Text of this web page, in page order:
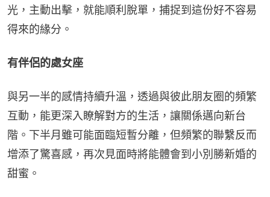
光，主動出擊，就能順利脫單，捕捉到這份好不容易
得來的緣分。
有伴侶的處女座
與另一半的感情持續升溫，透過與彼此朋友圈的頻繁
互動，能更深入瞭解對方的生活，讓關係邁向新台
階。下半月雖可能面臨短暫分離，但頻繁的聯繫反而
增添了驚喜感，再次見面時將能體會到小別勝新婚的
甜蜜。